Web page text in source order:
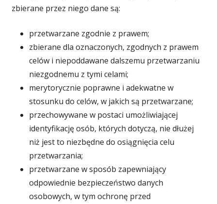
zbierane przez niego dane są:
przetwarzane zgodnie z prawem;
zbierane dla oznaczonych, zgodnych z prawem
celów i niepoddawane dalszemu przetwarzaniu
niezgodnemu z tymi celami;
merytorycznie poprawne i adekwatne w
stosunku do celów, w jakich są przetwarzane;
przechowywane w postaci umożliwiającej
identyfikację osób, których dotyczą, nie dłużej
niż jest to niezbędne do osiągnięcia celu
przetwarzania;
przetwarzane w sposób zapewniający
odpowiednie bezpieczeństwo danych
osobowych, w tym ochronę przed